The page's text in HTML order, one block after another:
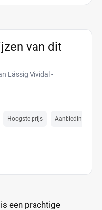
van dit
Lässig Vividal -
Hoogste prijs Aanbiedings prijs
een prachtige